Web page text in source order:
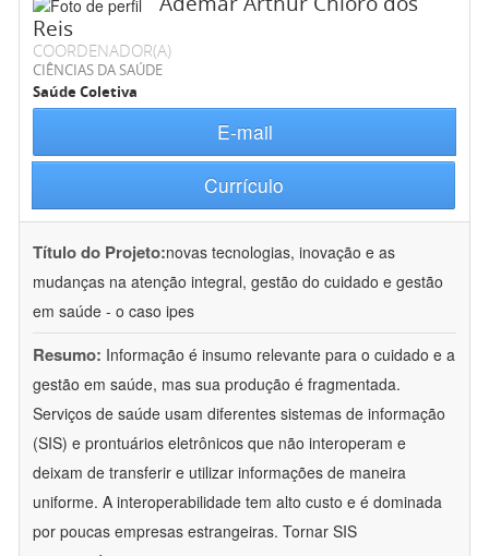
Reis
COORDENADOR(A)
CIÊNCIAS DA SAÚDE
Saúde Coletiva
E-mail
Currículo
Título do Projeto:novas tecnologias, inovação e as
mudanças na atenção integral, gestão do cuidado e gestão
em saúde - o caso ipes
Resumo: Informação é insumo relevante para o cuidado e a
gestão em saúde, mas sua produção é fragmentada.
Serviços de saúde usam diferentes sistemas de informação
(SIS) e prontuários eletrônicos que não interoperam e
deixam de transferir e utilizar informações de maneira
uniforme. A interoperabilidade tem alto custo e é dominada
por poucas empresas estrangeiras. Tornar SIS